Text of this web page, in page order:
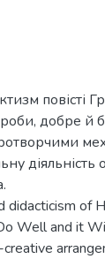
повісті
добре й
діяльність
didacticism of
Well and it